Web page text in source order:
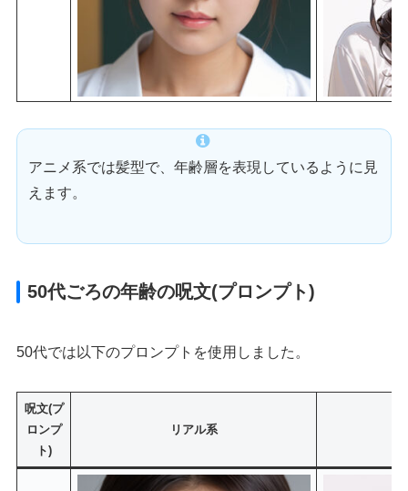
アニメ系では髪型で、年齢層を表現しているように見
えます。
50代ごろの年齢の呪文(プロンプト)
50代では以下のプロンプトを使用しました。
呪文(プ
ロンプ
ト)
リアル系